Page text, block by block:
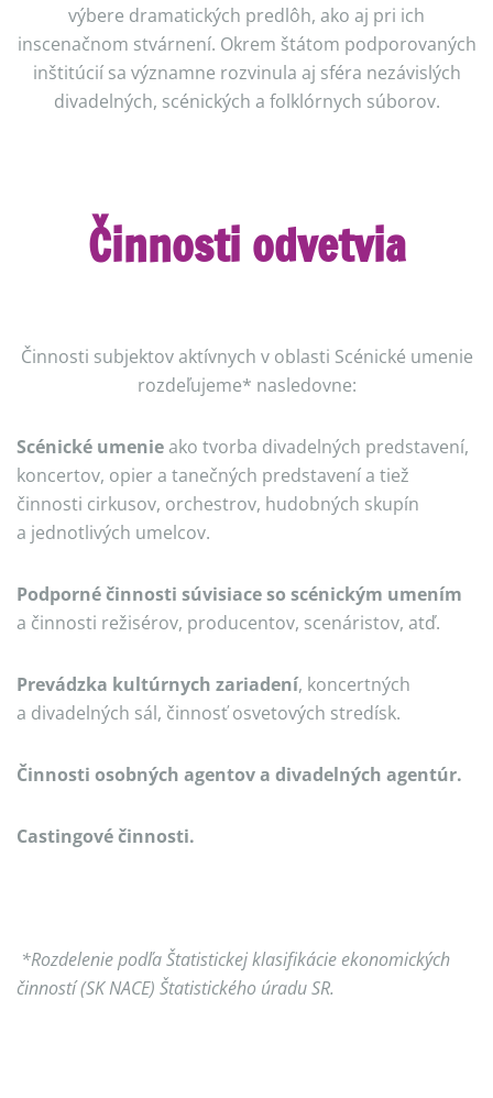
výbere dramatických predlôh, ako aj pri ich
inscenačnom stvárnení. Okrem štátom podporovaných
inštitúcií sa významne rozvinula aj sféra nezávislých
divadelných, scénických a folklórnych súborov.
Činnosti odvetvia
Činnosti subjektov aktívnych v oblasti Scénické umenie
rozdeľujeme* nasledovne:
Scénické umenieako tvorba divadelných predstavení,
koncertov, opier a tanečných predstavení a tiež
činnosti cirkusov, orchestrov, hudobných skupín
a jednotlivých umelcov.
Podporné činnosti súvisiace so scénickým umením
a činnosti režisérov, producentov, scenáristov, atď.
Prevádzka kultúrnych zariadení, koncertných
a divadelných sál, činnosť osvetových stredísk.
Činnosti osobných agentov a divadelných agentúr.
Castingové činnosti.
*Rozdelenie podľa Štatistickej klasifikácie ekonomických
činností (SK NACE) Štatistického úradu SR.